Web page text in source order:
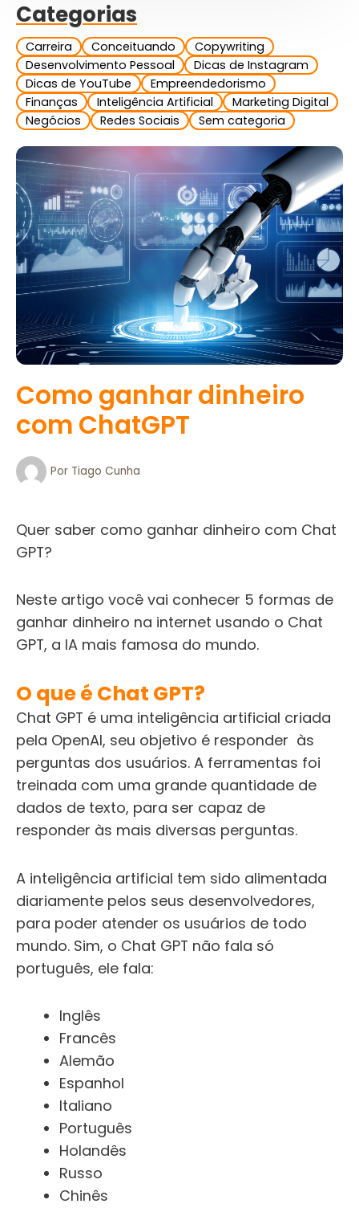
Como ganhar dinheiro
com ChatGPT
Por Tiago Cunha
Quer saber como ganhar dinheiro com Chat
GPT?
Neste artigo você vai conhecer 5 formas de
ganhar dinheiro na internet usando o Chat
GPT, a IA mais famosa do mundo.
O que é Chat GPT?
Chat GPT é uma inteligência artificial criada
pela OpenAI, seu objetivo é responder às
perguntas dos usuários. A ferramentas foi
treinada com uma grande quantidade de
dados de texto, para ser capaz de
responder às mais diversas perguntas.
A inteligência artificial tem sido alimentada
diariamente pelos seus desenvolvedores,
para poder atender os usuários de todo
mundo. Sim, o Chat GPT não fala só
português, ele fala:
Inglês
Francês
Alemão
Espanhol
Italiano
Português
Holandês
Russo
Chinês
Categorias
Carreira Conceituando
Copywriting
Desenvolvimento Pessoal
Dicas de Instagram
Dicas de YouTube
Empreendedorismo
Finanças
Inteligência Artificial
Marketing Digital
Negócios
Redes Sociais Sem categoria